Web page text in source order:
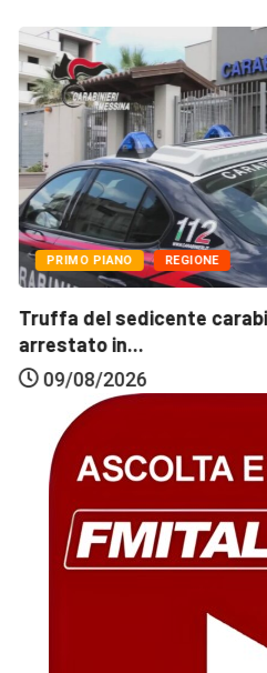
PRIMO PIANO REGIONE
Truffa del sedicente
arrestato in...
09/08/2026